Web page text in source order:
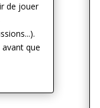
de jouer
que